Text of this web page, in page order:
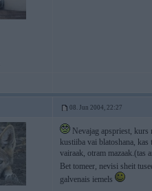
08. Jun 2004, 22:27
Nevajag apspriest,
kustiiba vai blatoshana,
vairaak, otram mazaak.(tas
Bet tomeer, nevisi sheit
galvenais iemels